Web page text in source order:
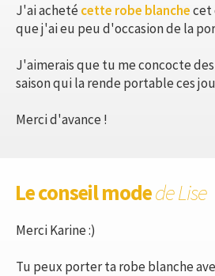
J'ai achetécette robe blanchecet
que j'ai eu peu d'occasion de la
J'aimerais que tu me concocte
saison qui la rende portable ces
Merci d'avance !
Le conseil modede Lise
Merci Karine :)
Tu peux porter ta robe blanche